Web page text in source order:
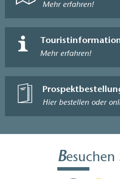
Mehr erfahren!
Mehr erfahren!
Hier bestellen oder
Besuchen